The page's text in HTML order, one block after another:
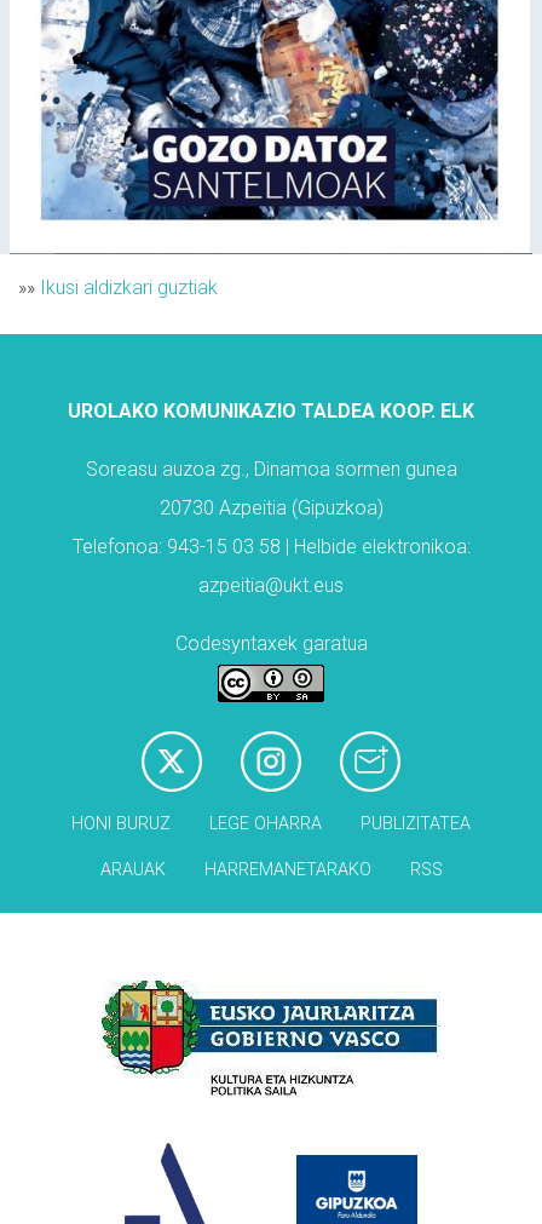
»» Ikusi aldizkari guztiak
UROLAKO KOMUNIKAZIO TALDEA KOOP. ELK
Soreasu auzoa zg., Dinamoa sormen gunea
20730 Azpeitia (Gipuzkoa)
Telefonoa: 943-15 03 58 | Helbide elektronikoa:
azpeitia@ukt.eus
Codesyntaxek garatua
HONI BURUZ LEGE OHARRA PUBLIZITATEA
ARAUAK HARREMANETARAKO RSS